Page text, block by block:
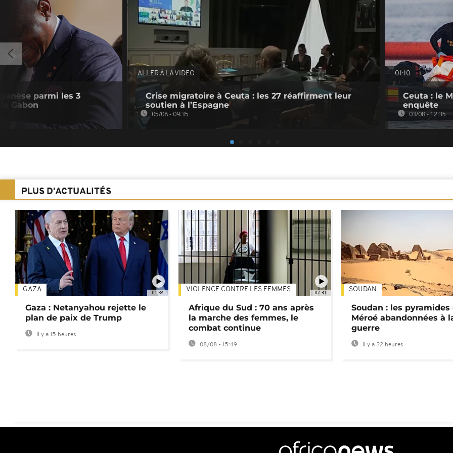
parmi les 3
Gabon
ALLER À LA VIDEO
Crise migratoire à Ceuta : les 27 réaffirment leur
soutien à l’Espagne
05/08 - 09:35
01:10
Ceuta : le
enquête
03/08 - 12:35
PLUS D'ACTUALITÉS
01:38
GAZA
Gaza : Netanyahou rejette le
plan de paix de Trump
Il y a 15 heures
02:30
VIOLENCE CONTRE LES FEMMES
Afrique du Sud : 70 ans après
la marche des femmes, le
combat continue
08/08 - 15:49
SOUDAN
Soudan : les pyramides
Méroé abandonnées à
guerre
Il y a 22 heures